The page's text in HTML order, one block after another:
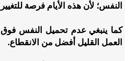
النفس؛ لأن هذه الأيام فرصة
كما ينبغي عدم تحميل النفس فوق
العمل القليل أفضل من الانقطاع.